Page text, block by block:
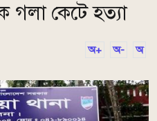
গলা কেটে হত্যা
অ+ অ- অ